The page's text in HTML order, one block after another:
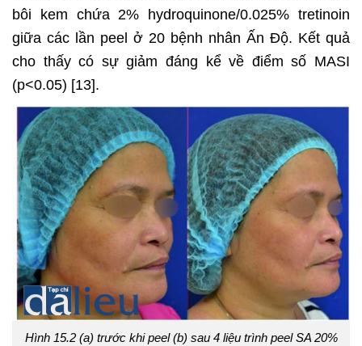
bôi kem chứa 2% hydroquinone/0.025% tretinoin
giữa các lần peel ở 20 bệnh nhân Ấn Độ. Kết quả
cho thấy có sự giảm đáng kể về điểm số MASI
(p<0.05) [13].
Hình 15.2 (a) trước khi peel (b) sau 4 liệu trình peel SA 20%